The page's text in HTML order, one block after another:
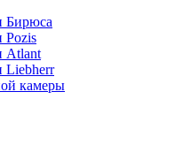
Бирюса
Pozis
Atlant
Liebherr
камеры